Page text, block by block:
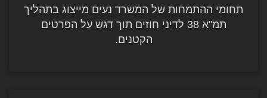
תחומי ההתמחות של המשרד נעים מייצוג בתהליך
תמ"א 38 לדיני חוזים תוך דגש על הפרטים
הקטנים.